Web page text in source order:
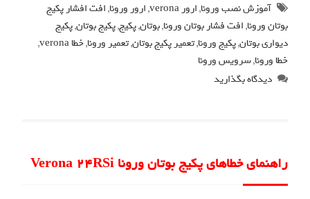
آموزش نصب ورونا,ارور verona ,ارور ورونا,افت افشار پکیج
بوتان ورونا,افت فشار بوتان ورونا,بوتان,پکیج,پکیج بوتان,پکیج
دیواری بوتان,پکیج ورونا,تعمیر پکیج بوتان,تعمیر ورونا,خطا verona
,
خطا ورونا,سرویس ورونا
دیدگاه بگذارید
راهنمای خطاهای پکیج بوتان ورونا Verona 24RSi